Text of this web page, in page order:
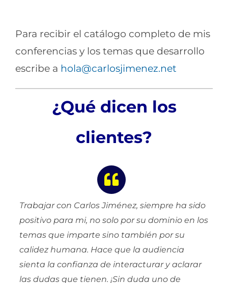
consumidores y
mercado
mercado para el
crecimiento
Para recibir el catálogo completo de mis
conferencias y los temas que desarrollo
escribe a hola@carlosjimenez.net
¿Qué dicen los
clientes?
Trabajar con Carlos Jiménez, siempre ha sido
positivo para mi, no solo por su dominio en los
temas que imparte sino también por su
calidez humana. Hace que la audiencia
sienta la confianza de interacturar y aclarar
las dudas que tienen. ¡Sin duda uno de